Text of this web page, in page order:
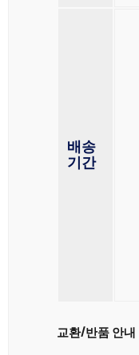
배송
기간
교환/반품 안내